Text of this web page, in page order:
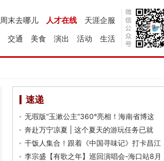
天涯企服
人才在线
周末去哪儿
生活
活动
演出
美食
交通
速递
无瑕版“玉漱公主”360°亮相！海南省博这
奔赴万宁凉夏 | 这个夏天的游玩任务已就
干饭人集合！跟着《中国寻味记》打卡昌江
李宗盛【有歌之年】巡回演唱会-海口站8月